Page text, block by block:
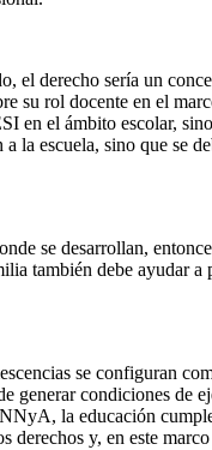
el derecho sería un
su rol docente en el
el ámbito escolar,
escuela, sino que se
se desarrollan,
también debe ayudar
se configuran
generar condiciones de
la educación
y, en este